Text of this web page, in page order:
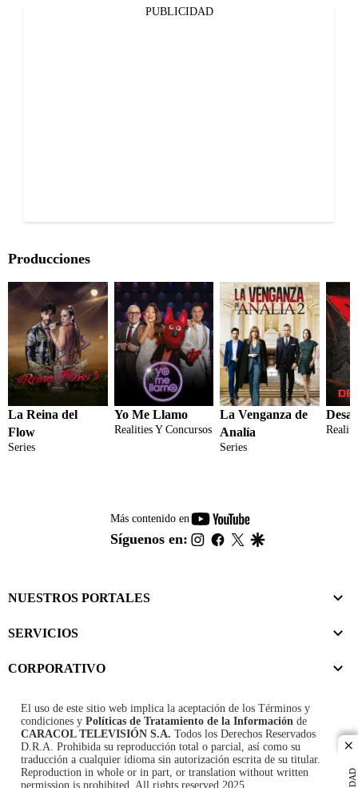
PUBLICIDAD
Producciones
La Reina del
Flow
Series
Yo Me Llamo
Realities Y Concursos
La Venganza de
Analía
Series
Más contenido en
youtube-
footer
Síguenos en: instagram
facebook
twitter
NUESTROS PORTALES
SERVICIOS
CORPORATIVO
El uso de este sitio web implica la aceptación de los Términos y
condiciones y Políticas de Tratamiento de la Información de
CARACOL TELEVISIÓN S.A. Todos los Derechos Reservados
D.R.A. Prohibida su reproducción total o parcial, así como su
traducción a cualquier idioma sin autorización escrita de su titular.
Reproduction in whole or in part, or translation without written
permission is prohibited. All rights reserved 2025.